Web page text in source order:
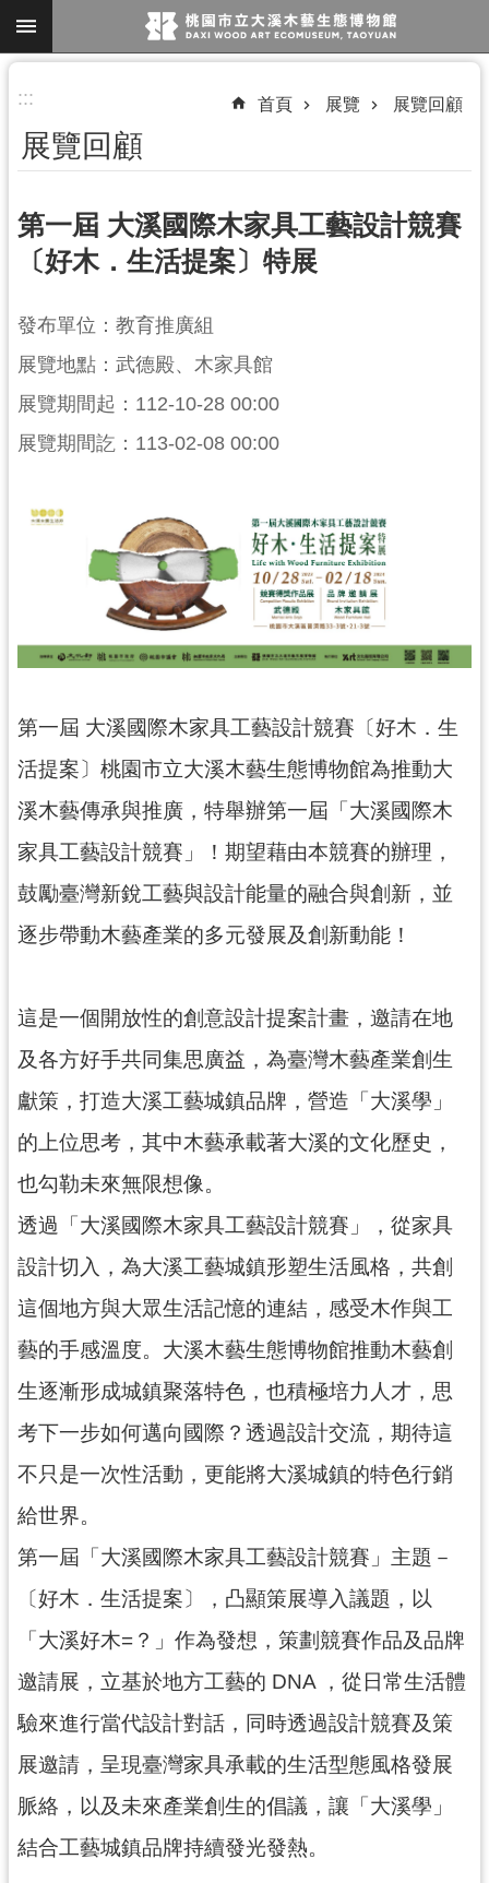
跳到主要內容區塊
搜
尋
資
訊
展
覽
民
服
研
學
習
資
源
認
識
博
息
告
志
工
地
出
版
與
文
創
商
品
回
頁
網
站
導
覽
市
信
園
政
::: 首頁 展覽 展覽回顧
展覽回顧
第一屆 大溪國際木家具工藝設計競賽
〔好木．生活提案〕特展
發布單位：教育推廣組
展覽地點：武德殿、木家具館
展覽期間起：112-10-28 00:00
展覽期間訖：113-02-08 00:00
第一屆 大溪國際木家具工藝設計競賽〔好木．生
活提案〕桃園市立大溪木藝生態博物館為推動大
溪木藝傳承與推廣，特舉辦第一屆「大溪國際木
家具工藝設計競賽」！期望藉由本競賽的辦理，
鼓勵臺灣新銳工藝與設計能量的融合與創新，並
逐步帶動木藝產業的多元發展及創新動能！
這是一個開放性的創意設計提案計畫，邀請在地
及各方好手共同集思廣益，為臺灣木藝產業創生
獻策，打造大溪工藝城鎮品牌，營造「大溪學」
的上位思考，其中木藝承載著大溪的文化歷史，
也勾勒未來無限想像。
透過「大溪國際木家具工藝設計競賽」，從家具
設計切入，為大溪工藝城鎮形塑生活風格，共創
這個地方與大眾生活記憶的連結，感受木作與工
藝的手感溫度。大溪木藝生態博物館推動木藝創
生逐漸形成城鎮聚落特色，也積極培力人才，思
考下一步如何邁向國際？透過設計交流，期待這
不只是一次性活動，更能將大溪城鎮的特色行銷
給世界。
第一屆「大溪國際木家具工藝設計競賽」主題－
〔好木．生活提案〕，凸顯策展導入議題，以
「大溪好木=？」作為發想，策劃競賽作品及品牌
邀請展，立基於地方工藝的 DNA ，從日常生活體
驗來進行當代設計對話，同時透過設計競賽及策
展邀請，呈現臺灣家具承載的生活型態風格發展
脈絡，以及未來產業創生的倡議，讓「大溪學」
結合工藝城鎮品牌持續發光發熱。